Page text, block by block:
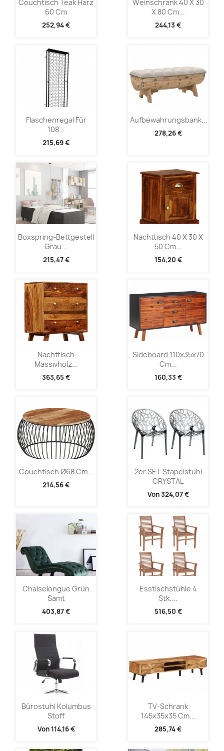
Couchtisch Teak Harz
60 Cm
252,94 €
Weinschrank 40 X 30
X 80 Cm...
244,13 €
Flaschenregal Für
108...
215,69 €
Aufbewahrungsbank...
278,26 €
Boxspring-Bettgestell
Grau...
215,47 €
Nachttisch 40 X 30 X
50 Cm...
154,20 €
Nachttisch
Massivholz...
363,65 €
Sideboard 110x35x70
Cm...
160,33 €
Couchtisch Ø68 Cm...
214,56 €
2er SET Stapelstuhl
CRYSTAL
Von324,07 €
Chaiselongue Grün
Samt
403,87 €
Esstischstühle 4
Stk....
516,50 €
Bürostuhl Kolumbus
Stoff
Von114,16 €
TV-Schrank
145x35x35 Cm...
285,74 €